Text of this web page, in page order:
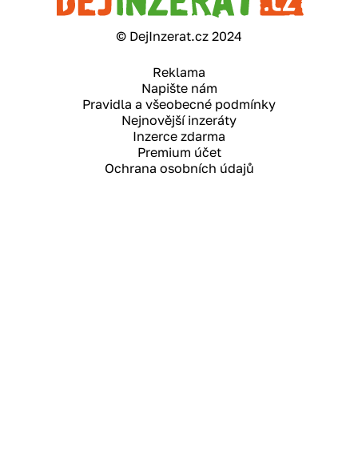
© DejInzerat.cz 2024
Reklama
Napište nám
Pravidla a všeobecné podmínky
Nejnovější inzeráty
Inzerce zdarma
Premium účet
Ochrana osobních údajů